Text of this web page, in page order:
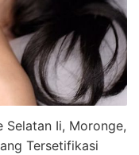
Ii, Moronge,
Tersetifikasi